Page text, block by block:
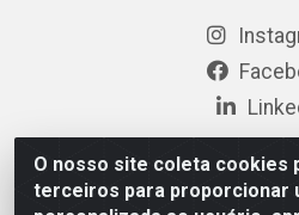
O nosso site coleta cookies
terceiros para proporcionar
Rua Chipuê, 117 - S. Miguel